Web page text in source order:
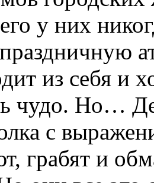
у них
из себя и
чудо. Но…
с
грабят и